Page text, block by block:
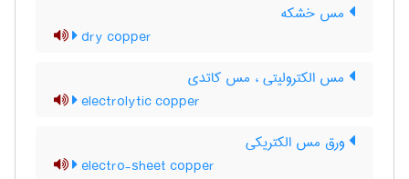
مس خشکه
dry copper
مس الکترولیتی ، مس کاتدی
electrolytic copper
ورق مس الکتریکی
electro-sheet copper